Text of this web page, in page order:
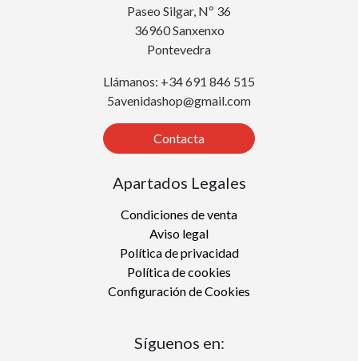
Paseo Silgar, Nº 36
36960 Sanxenxo
Pontevedra
Llámanos: +34 691 846 515
5avenidashop@gmail.com
Contacta
Apartados Legales
Condiciones de venta
Aviso legal
Política de privacidad
Política de cookies
Configuración de Cookies
Síguenos en: